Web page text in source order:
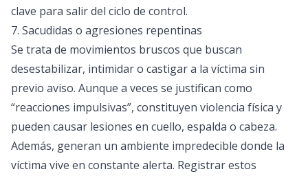
clave para salir del ciclo de control.
7. Sacudidas o agresiones repentinas
Se trata de movimientos bruscos que buscan
desestabilizar, intimidar o castigar a la víctima sin
previo aviso. Aunque a veces se justifican como
“reacciones impulsivas”, constituyen violencia física y
pueden causar lesiones en cuello, espalda o cabeza.
Además, generan un ambiente impredecible donde la
víctima vive en constante alerta. Registrar estos